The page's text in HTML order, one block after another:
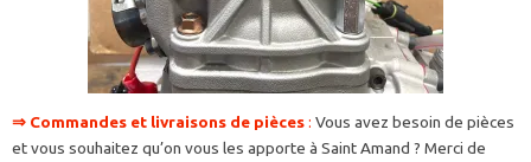
⇒ Commandes et livraisons de pièces: Vous avez besoin de pièces
et vous souhaitez qu’on vous les apporte à Saint Amand ? Merci de